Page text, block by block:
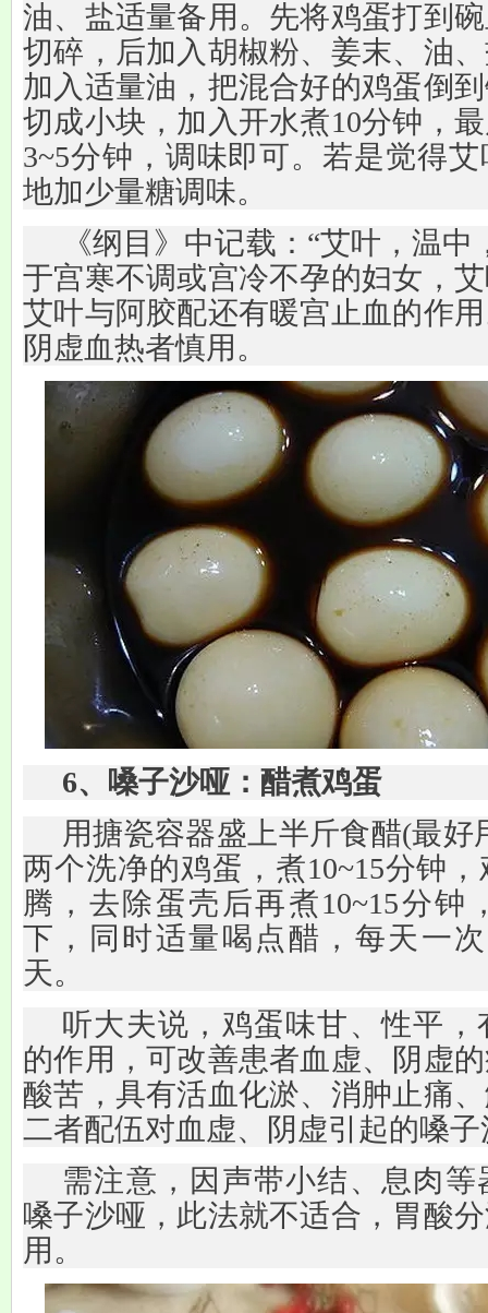
油、盐适量备用。先将鸡蛋打到
切碎，后加入胡椒粉、姜末、油
加入适量油，把混合好的鸡蛋倒
切成小块，加入开水煮10分钟，
3~5分钟，调味即可。若是觉得
地加少量糖调味。
《纲目》中记载：“艾叶，温
于宫寒不调或宫冷不孕的妇女，
艾叶与阿胶配还有暖宫止血的作
阴虚血热者慎用。
6、嗓子沙哑：醋煮鸡蛋
用搪瓷容器盛上半斤食醋(最好
两个洗净的鸡蛋，煮10~15分钟
腾，去除蛋壳后再煮10~15分钟
下，同时适量喝点醋，每天一
天。
听大夫说，鸡蛋味甘、性平
的作用，可改善患者血虚、阴虚
酸苦，具有活血化淤、消肿止痛
二者配伍对血虚、阴虚引起的嗓
需注意，因声带小结、息肉
嗓子沙哑，此法就不适合，胃酸
用。